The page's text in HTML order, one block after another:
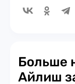
Больше
Айлиш